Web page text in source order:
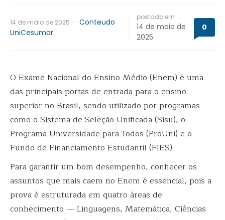
14 de maio de 2025 · Conteudo
UniCesumar
postado em
14 de maio de
2025
0
O Exame Nacional do Ensino Médio (Enem) é uma
das principais portas de entrada para o ensino
superior no Brasil, sendo utilizado por programas
como o Sistema de Seleção Unificada (Sisu), o
Programa Universidade para Todos (ProUni) e o
Fundo de Financiamento Estudantil (FIES).
Para garantir um bom desempenho, conhecer os
assuntos que mais caem no Enem é essencial, pois a
prova é estruturada em quatro áreas de
conhecimento — Linguagens, Matemática, Ciências